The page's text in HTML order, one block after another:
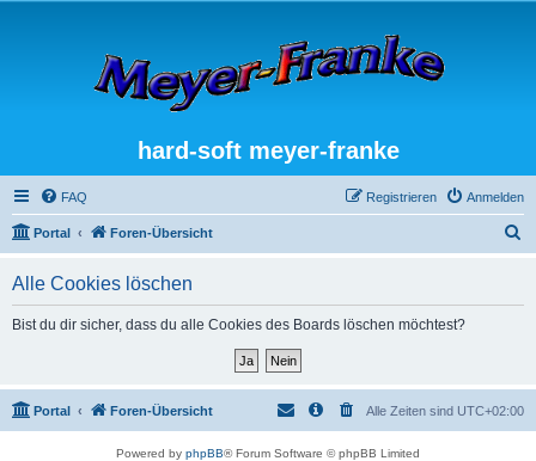
hard-soft meyer-franke
FAQ Anmelden
Registrieren
Portal Foren-Übersicht
Alle Cookies löschen
Bist du dir sicher, dass du alle Cookies des Boards löschen möchtest?
Portal Foren-Übersicht Alle Zeiten sind UTC+02:00
Powered by phpBB® Forum Software © phpBB Limited